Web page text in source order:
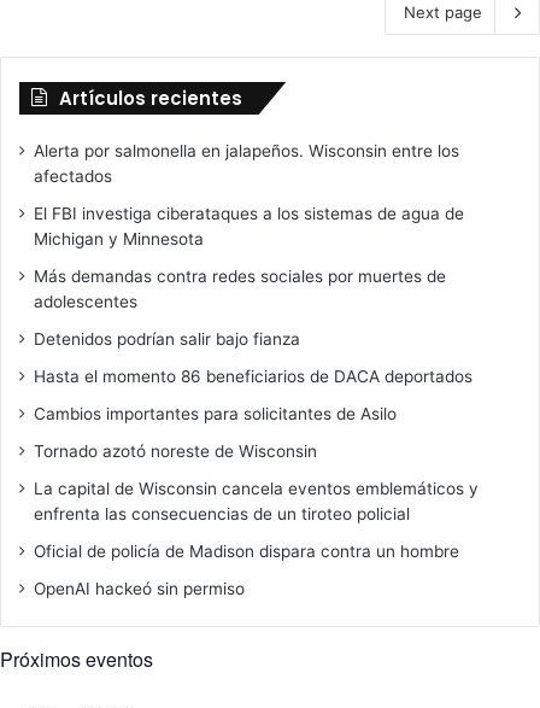
Next page
Artículos recientes
Alerta por salmonella en jalapeños. Wisconsin entre los
afectados
El FBI investiga ciberataques a los sistemas de agua de
Michigan y Minnesota
Más demandas contra redes sociales por muertes de
adolescentes
Detenidos podrían salir bajo fianza
Hasta el momento 86 beneficiarios de DACA deportados
Cambios importantes para solicitantes de Asilo
Tornado azotó noreste de Wisconsin
La capital de Wisconsin cancela eventos emblemáticos y
enfrenta las consecuencias de un tiroteo policial
Oficial de policía de Madison dispara contra un hombre
OpenAI hackeó sin permiso
Próximos eventos